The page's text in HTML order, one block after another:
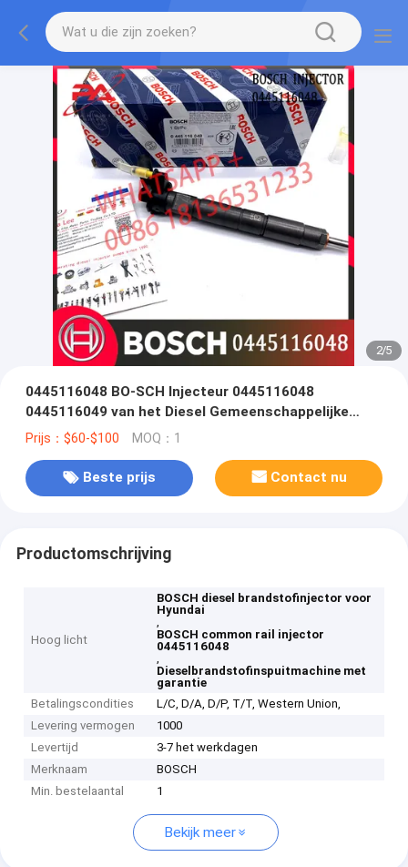
2/5
0445116048 BO-SCH Injecteur 0445116048
0445116049 van het Diesel Gemeenschappelijke
Spoor voor HYUNDAI & KIA 33800-3A100
Prijs：$60-$100 MOQ：1
Beste prijs Contact nu
Productomschrijving
Hoog licht
BOSCH diesel brandstofinjector voor
Hyundai
,
BOSCH common rail injector
0445116048
,
Dieselbrandstofinspuitmachine met
garantie
Betalingscondities
L/C, D/A, D/P, T/T, Western Union,
Levering vermogen
1000
Levertijd
3-7 het werkdagen
Merknaam
BOSCH
Min. bestelaantal
1
Bekijk meer